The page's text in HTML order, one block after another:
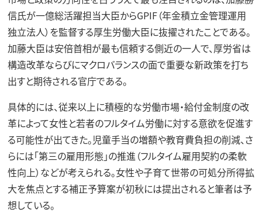
信氏が一億総活躍担当大臣からGPIF（年金積立金管理運用
独立法人）を監督する厚生労働大臣に抜擢されたことである。
加藤大臣は安倍首相が最も信頼する側近の一人で、厚労省は
構造改革ならびにマクロバランスの面で重要な新政策を打ち
出すと期待される官庁である。
具体的には、従来以上に積極的な労働市場・給付金制度の改
革によって女性と若者のフルタイム労働に対する意欲を促進す
る可能性が出てきた。児童手当の増額や教育費負担の削減、さ
らには「第三の雇用形態」の推進（フルタイム雇用契約の柔軟
性向上）などが考えられる。女性や子育て世帯の可処分所得拡
大を焦点とする補正予算案が初秋には提出されると筆者は予
想している。